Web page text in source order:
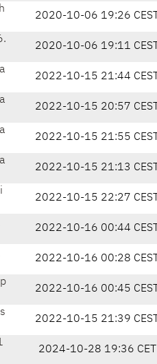
2020-10-06 19:26 CEST
2020-10-06 19:11 CEST
2022-10-15 21:44 CEST
2022-10-15 20:57 CEST
2022-10-15 21:55 CEST
2022-10-15 21:13 CEST
2022-10-15 22:27 CEST
2022-10-16 00:44 CEST
2022-10-16 00:28 CEST
2022-10-16 00:45 CEST
2022-10-15 21:39 CEST
2024-10-28 19:36 CET